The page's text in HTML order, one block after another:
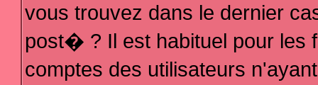
vous trouvez dans le dernier
post� ? Il est habituel pour les
comptes des utilisateurs